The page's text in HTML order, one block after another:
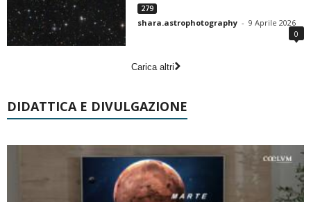
279
shara.astrophotography - 9 Aprile 2026
0
Carica altri
DIDATTICA E DIVULGAZIONE